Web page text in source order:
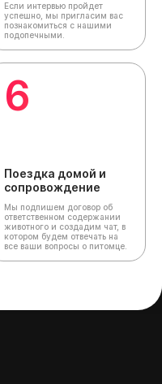
Если интервью пройдет
успешно, мы пригласим вас
познакомиться с нашими
подопечными.
6
Поездка домой и
сопровождение
Мы подпишем договор об
ответственном содержании
животного и создадим чат, в
котором будем отвечать на
все ваши вопросы о питомце.